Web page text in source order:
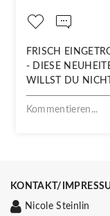
FRISCH
- DIESE
WILLST DU NICHT
VERPASSEN!
Kommentieren...
KONTAKT/
Nicole Steinlin